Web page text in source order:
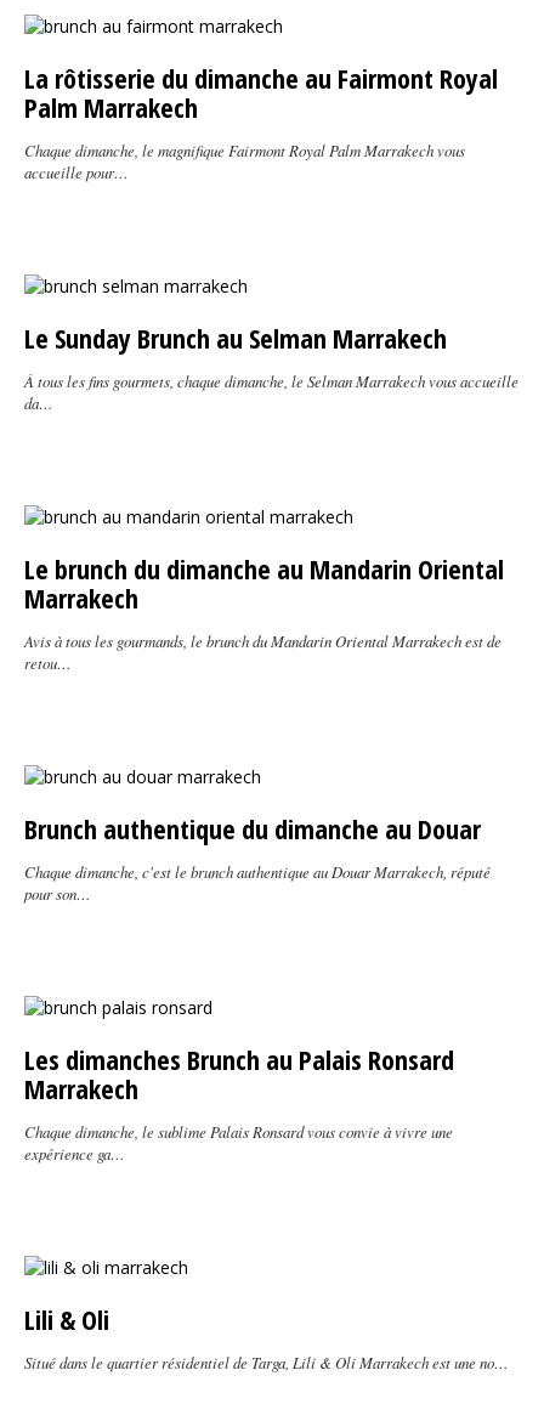
La rôtisserie du dimanche au Fairmont Royal
Palm Marrakech
Chaque dimanche, le magnifique Fairmont Royal Palm Marrakech vous
accueille pour…
Le Sunday Brunch au Selman Marrakech
À tous les fins gourmets, chaque dimanche, le Selman Marrakech vous accueille
da…
Le brunch du dimanche au Mandarin Oriental
Marrakech
Avis à tous les gourmands, le brunch du Mandarin Oriental Marrakech est de
retou…
Brunch authentique du dimanche au Douar
Chaque dimanche, c'est le brunch authentique au Douar Marrakech, réputé
pour son…
Les dimanches Brunch au Palais Ronsard
Marrakech
Chaque dimanche, le sublime Palais Ronsard vous convie à vivre une
expérience ga…
Lili & Oli
Situé dans le quartier résidentiel de Targa, Lili & Oli Marrakech est une no…